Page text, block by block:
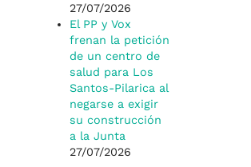
27/07/2026
El PP y Vox
frenan la petición
de un centro de
salud para Los
Santos-Pilarica al
negarse a exigir
su construcción
a la Junta
27/07/2026